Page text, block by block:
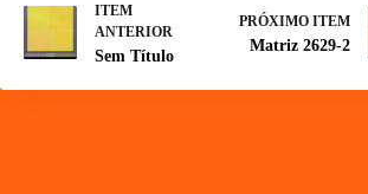
ITEM
ANTERIOR
Sem Título
PRÓXIMO ITEM
Matriz 2629-2